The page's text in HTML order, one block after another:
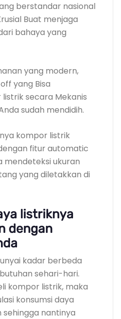
berstandar nasional
Buat menjaga
bahaya yang
yang modern,
yang Bisa
secara Mekanis
sudah mendidih.
kompor listrik
fitur automatic
mendeteksi ukuran
yang diletakkan di
listriknya
dengan
kadar berbeda
sehari-hari.
kompor listrik, maka
konsumsi daya
sehingga nantinya